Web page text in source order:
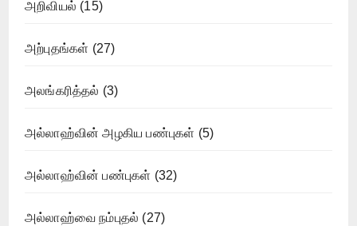
அறிவியல் (15)
அற்புதங்கள் (27)
அலங்கரித்தல் (3)
அல்லாஹ்வின் அழகிய பண்புகள் (5)
அல்லாஹ்வின் பண்புகள் (32)
அல்லாஹ்வை நம்புதல் (27)